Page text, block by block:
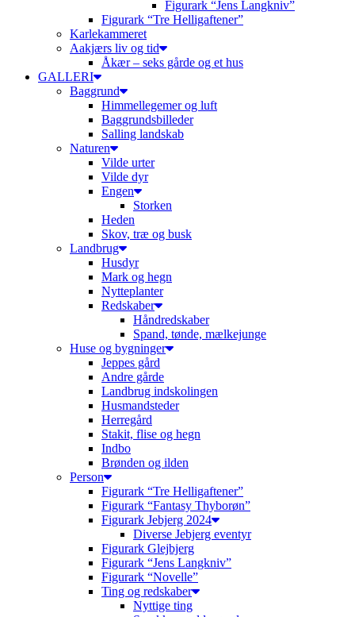
Figurark “Jens Langkniv”
Figurark “Tre Helligaftener”
Karlekammeret
Aakjærs liv og tid
Åkær – seks gårde og et hus
GALLERI
Baggrund
Himmellegemer og luft
Baggrundsbilleder
Salling landskab
Naturen
Vilde urter
Vilde dyr
Engen
Storken
Heden
Skov, træ og busk
Landbrug
Husdyr
Mark og hegn
Nytteplanter
Redskaber
Håndredskaber
Spand, tønde, mælkejunge
Huse og bygninger
Jeppes gård
Andre gårde
Landbrug indskolingen
Husmandsteder
Herregård
Stakit, flise og hegn
Indbo
Brønden og ilden
Person
Figurark “Tre Helligaftener”
Figurark “Fantasy Thyborøn”
Figurark Jebjerg 2024
Diverse Jebjerg eventyr
Figurark Glejbjerg
Figurark “Jens Langkniv”
Figurark “Novelle”
Ting og redskaber
Nyttige ting